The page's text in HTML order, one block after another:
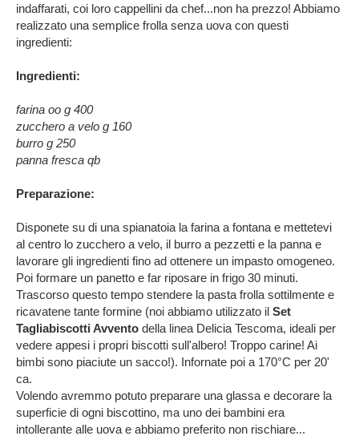
indaffarati, coi loro cappellini da chef...non ha prezzo! Abbiamo
realizzato una semplice frolla senza uova con questi
ingredienti:
Ingredienti:
farina oo g 400
zucchero a velo g 160
burro g 250
panna fresca qb
Preparazione:
Disponete su di una spianatoia la farina a fontana e mettetevi
al centro lo zucchero a velo, il burro a pezzetti e la panna e
lavorare gli ingredienti fino ad ottenere un impasto omogeneo.
Poi formare un panetto e far riposare in frigo 30 minuti.
Trascorso questo tempo stendere la pasta frolla sottilmente e
ricavatene tante formine (noi abbiamo utilizzato il Set
Tagliabiscotti Avvento della linea Delicia Tescoma, ideali per
vedere appesi i propri biscotti sull'albero! Troppo carine! Ai
bimbi sono piaciute un sacco!). Infornate poi a 170°C per 20'
ca.
Volendo avremmo potuto preparare una glassa e decorare la
superficie di ogni biscottino, ma uno dei bambini era
intollerante alle uova e abbiamo preferito non rischiare...